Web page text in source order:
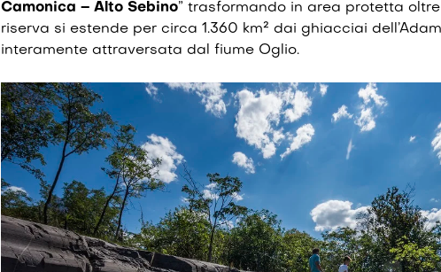
Camonica – Alto Sebino” trasformando in area protetta
riserva si estende per circa 1.360 km² dai ghiacciai
interamente attraversata dal fiume Oglio.